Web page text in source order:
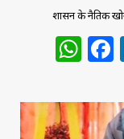
शासन के नैतिक
W
h
at
s